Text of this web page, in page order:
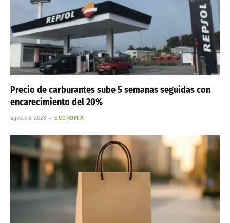
Precio de carburantes sube 5 semanas seguidas con
encarecimiento del 20%
agosto 6, 2026 ECONOMÍA